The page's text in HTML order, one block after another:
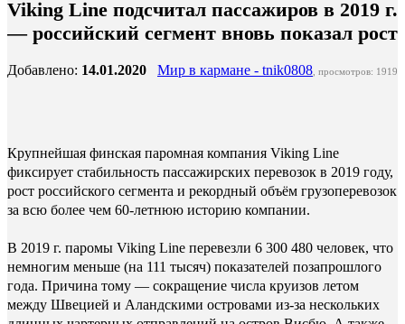
Viking Line подсчитал пассажиров в 2019 г.
— российский сегмент вновь показал рост
Добавлено: 14.01.2020 Мир в кармане - tnik0808 , просмотров: 1919
Крупнейшая финская паромная компания Viking Line
фиксирует стабильность пассажирских перевозок в 2019 году,
рост российского сегмента и рекордный объём грузоперевозок
за всю более чем 60-летнюю историю компании.
В 2019 г. паромы Viking Line перевезли 6 300 480 человек, что
немногим меньше (на 111 тысяч) показателей позапрошлого
года. Причина тому — сокращение числа круизов летом
между Швецией и Аландскими островами из-за нескольких